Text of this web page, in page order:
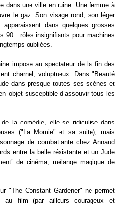
dans une ville en ruine. Une femme à
le gaz. Son visage rond, son léger
dans quelques grosses
90 : rôles insignifiants pour machines
oubliées.
impose au spectateur de la fin des
charnel, voluptueux. Dans "Beauté
dans presque toutes ses scènes et
objet susceptible d’assouvir tous les
la comédie, elle se ridiculise dans
(" La Momie" et sa suite), mais
de combattante chez Annaud
entre la belle résistante et un Jude
de cinéma, mélange magique de
"The Constant Gardener" ne permet
au film (par ailleurs courageux et